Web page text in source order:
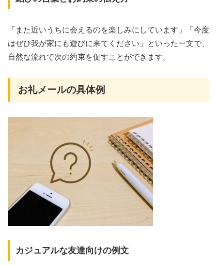
「また近いうちに会えるのを楽しみにしています」「今度
はぜひ我が家にも遊びに来てください」といった一文で、
自然な流れで次の約束を促すことができます。
お礼メールの具体例
カジュアルな友達向けの例文